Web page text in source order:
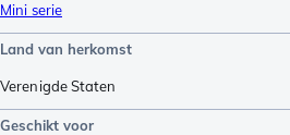
Mini serie
Land van herkomst
Verenigde Staten
Geschikt voor